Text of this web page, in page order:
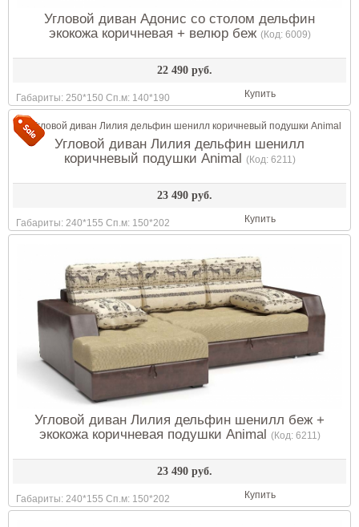
Угловой диван Адонис со столом дельфин
экокожа коричневая + велюр беж (Код: 6009)
22 490 руб.
Габариты: 250*150 Сп.м: 140*190 Купить
Угловой диван Лилия дельфин шенилл
коричневый подушки Animal (Код: 6211 )
23 490 руб.
Габариты: 240*155 Сп.м: 150*202 Купить
Угловой диван Лилия дельфин шенилл беж +
экокожа коричневая подушки Animal (Код: 6211)
23 490 руб.
Габариты: 240*155 Сп.м: 150*202 Купить